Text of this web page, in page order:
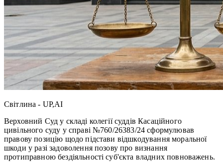
Світлина - UP,AI
Верховний Суд у складі колегії суддів Касаційного
цивільного суду у справі №760/26383/24 сформулював
правову позицію щодо підстави відшкодування моральної
шкоди у разі задоволення позову про визнання
протиправною бездіяльності суб'єкта владних повноважень.